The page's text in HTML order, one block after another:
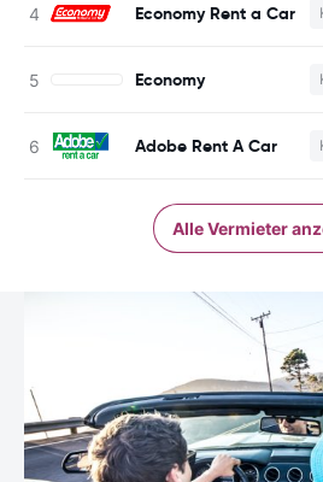
Economy Rent a Car
Economy
Adobe Rent A Car
Alle Vermieter